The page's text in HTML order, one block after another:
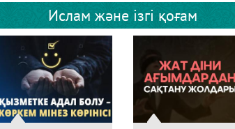
Ислам және ізгі қоғам